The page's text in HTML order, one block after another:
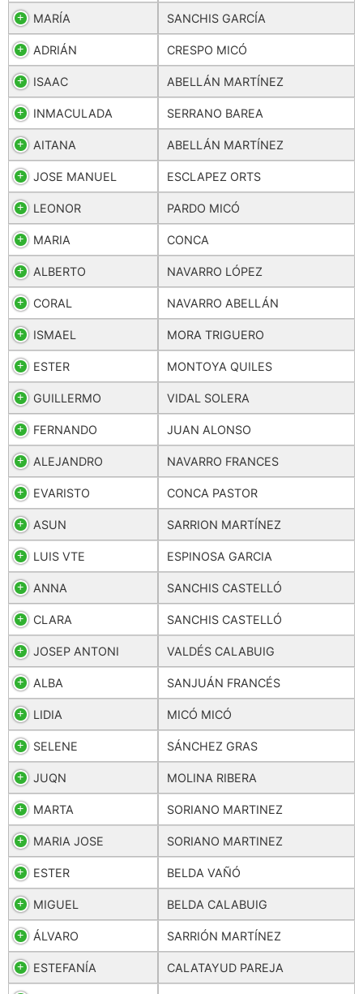
MARÍA SANCHIS GARCÍA
ADRIÁN CRESPO MICÓ
ISAAC ABELLÁN MARTÍNEZ
INMACULADA SERRANO BAREA
AITANA ABELLÁN MARTÍNEZ
JOSE MANUEL ESCLAPEZ ORTS
LEONOR PARDO MICÓ
MARIA CONCA
ALBERTO NAVARRO LÓPEZ
CORAL NAVARRO ABELLÁN
ISMAEL MORA TRIGUERO
ESTER MONTOYA QUILES
GUILLERMO VIDAL SOLERA
FERNANDO JUAN ALONSO
ALEJANDRO NAVARRO FRANCES
EVARISTO CONCA PASTOR
ASUN SARRION MARTÍNEZ
LUIS VTE ESPINOSA GARCIA
ANNA SANCHIS CASTELLÓ
CLARA SANCHIS CASTELLÓ
JOSEP ANTONI VALDÉS CALABUIG
ALBA SANJUÁN FRANCÉS
LIDIA MICÓ MICÓ
SELENE SÁNCHEZ GRAS
JUQN MOLINA RIBERA
MARTA SORIANO MARTINEZ
MARIA JOSE SORIANO MARTINEZ
ESTER BELDA VAÑÓ
MIGUEL BELDA CALABUIG
ÁLVARO SARRIÓN MARTÍNEZ
ESTEFANÍA CALATAYUD PAREJA